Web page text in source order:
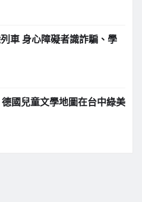
車 身心障礙者識詐騙、學
國兒童文學地圖在台中綠美